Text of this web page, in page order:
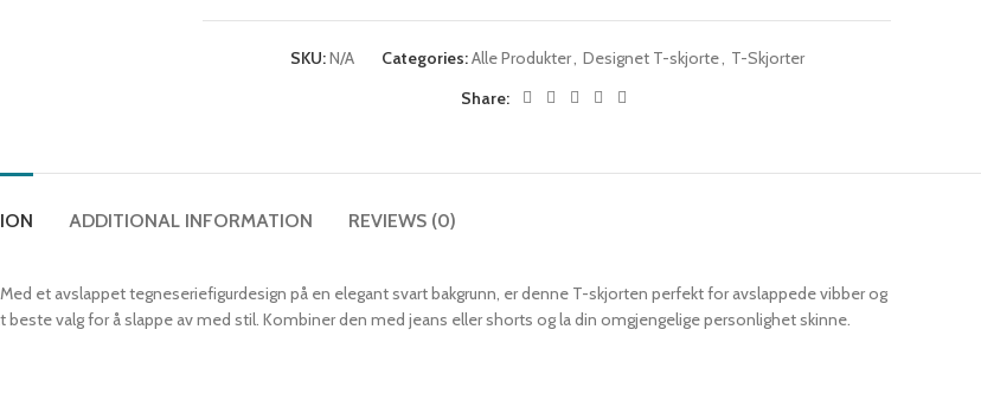
SKU:N/A Categories:Alle Produkter, Designet T-skjorte, T-Skjorter
Share:
ADDITIONAL INFORMATION REVIEWS (0)
et avslappet tegneseriefigurdesign på en elegant svart bakgrunn, er denne T-skjorten perfekt for avslappede vibber og
valg for å slappe av med stil. Kombiner den med jeans eller shorts og la din omgjengelige personlighet skinne.